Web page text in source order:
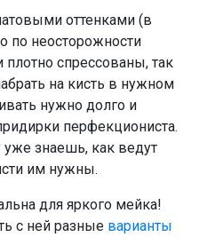
оттенками (в
по неосторожности
плотно спрессованы, так
на кисть в нужном
нужно долго и
перфекциониста.
знаешь, как ведут
им нужны.
для яркого мейка!
с ней разные варианты